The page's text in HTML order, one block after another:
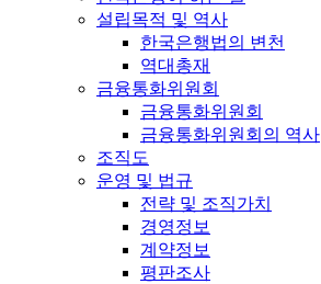
설립목적 및 역사
한국은행법의 변천
역대총재
금융통화위원회
금융통화위원회
금융통화위원회의 역사
조직도
운영 및 법규
전략 및 조직가치
경영정보
계약정보
평판조사